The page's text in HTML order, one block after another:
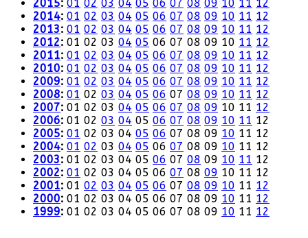
2015: 01 02 03 04 05 06 07 08 09 10 11 12
2014: 01 02 03 04 05 06 07 08 09 10 11 12
2013: 01 02 03 04 05 06 07 08 09 10 11 12
2012: 01 02 03 04 05 06 07 08 09 10 11 12
2011: 01 02 03 04 05 06 07 08 09 10 11 12
2010: 01 02 03 04 05 06 07 08 09 10 11 12
2009: 01 02 03 04 05 06 07 08 09 10 11 12
2008: 01 02 03 04 05 06 07 08 09 10 11 12
2007: 01 02 03 04 05 06 07 08 09 10 11 12
2006: 01 02 03 04 05 06 07 08 09 10 11 12
2005: 01 02 03 04 05 06 07 08 09 10 11 12
2004: 01 02 03 04 05 06 07 08 09 10 11 12
2003: 01 02 03 04 05 06 07 08 09 10 11 12
2002: 01 02 03 04 05 06 07 08 09 10 11 12
2001: 01 02 03 04 05 06 07 08 09 10 11 12
2000: 01 02 03 04 05 06 07 08 09 10 11 12
1999: 01 02 03 04 05 06 07 08 09 10 11 12